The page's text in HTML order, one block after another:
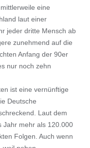
eine
laut einer
jeder dritte Mensch ab
zunehmend auf die
Anfang der 90er
nur noch zehn
ist eine vernünftige
Deutsche
Laut dem
Jahr mehr als 120.000
Folgen. Auch wenn